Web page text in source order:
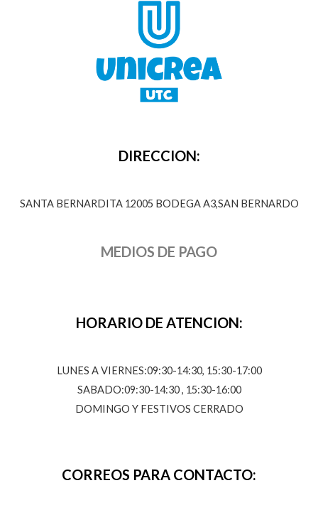
DIRECCION:
SANTA BERNARDITA 12005 BODEGA A3,SAN BERNARDO
MEDIOS DE PAGO
HORARIO DE ATENCION:
LUNES A VIERNES:09:30-14:30, 15:30-17:00
SABADO:09:30-14:30 , 15:30-16:00
DOMINGO Y FESTIVOS CERRADO
CORREOS PARA CONTACTO: